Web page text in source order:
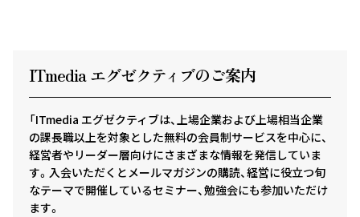
ITmedia エグゼクティ ブのご案内
「ITmedia エグゼクティブは、上場企業および上場相当企業
の課長職以上を対象とした無料の会員制サービスを中心に、
経営者やリーダー層向けにさまざまな情報を発信していま
す。入会いただくとメールマガジンの購読、経営に役立つ旬
なテーマで開催しているセミナー、勉強会にも参加いただけ
ます。